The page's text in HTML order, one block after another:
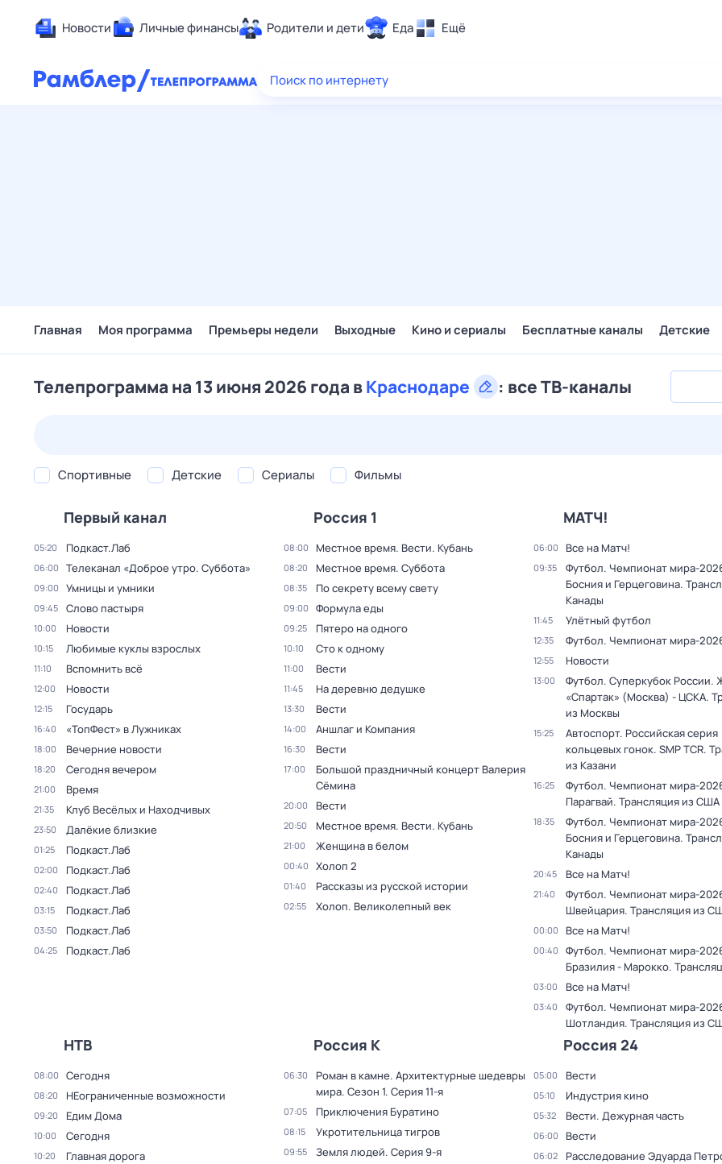
Новости Личные финансы Родители и дети Еда Ещё
Здоровье
Поиск по интернету
Главная Моя программа Премьеры недели Выходные Кино и сериалы Бесплатные каналы Детские
Телепрограмма на 13 июня 2026 года вКраснодаре : все ТВ-каналы
Спортивные Детские Сериалы Фильмы
Первый канал
05:20 Подкаст.Лаб
06:00 Телеканал «Доброе утро. Суббота»
09:00 Умницы и умники
09:45 Слово пастыря
10:00 Новости
10:15 Любимые куклы взрослых
11:10 Вспомнить всё
12:00 Новости
12:15 Государь
16:40 «ТопФест» в Лужниках
18:00 Вечерние новости
18:20 Сегодня вечером
21:00 Время
21:35 Клуб Весёлых и Находчивых
23:50 Далёкие близкие
01:25 Подкаст.Лаб
02:00 Подкаст.Лаб
02:40 Подкаст.Лаб
03:15 Подкаст.Лаб
03:50 Подкаст.Лаб
04:25 Подкаст.Лаб
Россия 1
08:00 Местное время. Вести. Кубань
08:20 Местное время. Суббота
08:35 По секрету всему свету
09:00 Формула еды
09:25 Пятеро на одного
10:10 Сто к одному
11:00 Вести
11:45 На деревню дедушке
13:30 Вести
14:00 Аншлаг и Компания
16:30 Вести
17:00
Большой праздничный концерт Валерия
Сёмина
20:00 Вести
20:50 Местное время. Вести. Кубань
21:00 Женщина в белом
00:40 Холоп 2
01:40 Рассказы из русской истории
02:55 Холоп. Великолепный век
МАТЧ!
06:00 Все на Матч!
09:35
Футбол. Чемпионат мира-
Босния и Герцеговина.
Канады
11:45 Улётный футбол
12:35 Футбол. Чемпионат мира-
12:55 Новости
13:00
Футбол. Суперкубок
«Спартак» (Москва) - ЦСКА.
из Москвы
15:25
Автоспорт. Российская серия
кольцевых гонок. SMP TCR.
из Казани
16:25
Футбол. Чемпионат мира-
Парагвай. Трансляция из США
18:35
Футбол. Чемпионат мира-
Босния и Герцеговина.
Канады
20:45 Все на Матч!
21:40
Футбол. Чемпионат мира-
Швейцария. Трансляция из
00:00 Все на Матч!
00:40
Футбол. Чемпионат мира-
Бразилия - Марокко.
03:00 Все на Матч!
03:40
Футбол. Чемпионат мира-
Шотландия. Трансляция из
НТВ
08:00 Сегодня
08:20 НЕограниченные возможности
09:20 Едим Дома
10:00 Сегодня
10:20 Главная дорога
Россия К
06:30
Роман в камне. Архитектурные шедевры
мира. Сезон 1. Серия 11-я
07:05 Приключения Буратино
08:15 Укротительница тигров
09:55 Земля людей. Серия 9-я
Россия 24
05:00 Вести
05:10 Индустрия кино
05:32 Вести. Дежурная часть
06:00 Вести
06:02 Расследование Эдуарда